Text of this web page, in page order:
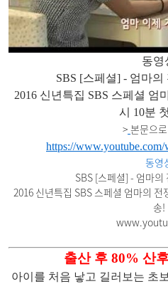
동영
SBS [스페셜] - 엄마의
2016 신년특집 SBS 스페셜 엄
시 10분
> 본문으
https://
동영
SBS [스페셜] - 엄마의
2016 신년특집 SBS 스페셜 엄마의
송!
출산 후 80% 산
아이를 처음 낳고 길러보는 초